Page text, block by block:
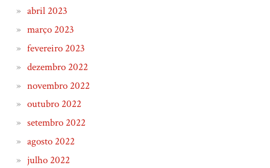
abril 2023
março 2023
fevereiro 2023
dezembro 2022
novembro 2022
outubro 2022
setembro 2022
agosto 2022
julho 2022